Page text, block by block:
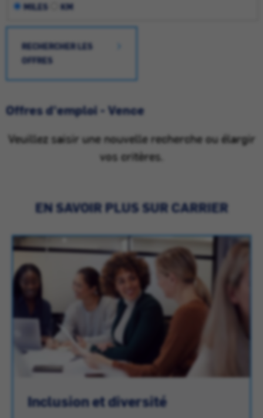
MILES KM
RECHERCHER LES
OFFRES
Offres d'emploi - Vence
Veuillez saisir une nouvelle recherche ou élargir
vos critères.
EN SAVOIR PLUS SUR CARRIER
Inclusion et diversité